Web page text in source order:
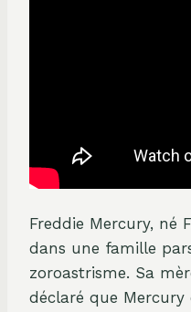
Freddie Mercury, né
dans une famille
zoroastrisme. Sa
déclaré que